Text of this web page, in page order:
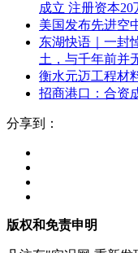
成立 注册资本
美国发布先进空
东湖快语｜一封
土，与千年前并
衡水元迈工程材
招商港口：合资
分享到：
版权和免责申明